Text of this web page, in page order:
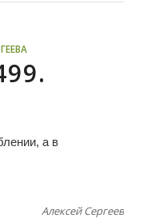
а в
Алексей Сергеев